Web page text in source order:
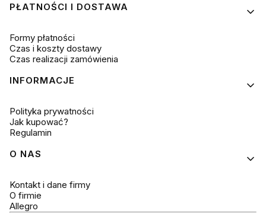
PŁATNOŚCI I DOSTAWA
Formy płatności
Czas i koszty dostawy
Czas realizacji zamówienia
INFORMACJE
Polityka prywatności
Jak kupować?
Regulamin
O NAS
Kontakt i dane firmy
O firmie
Allegro